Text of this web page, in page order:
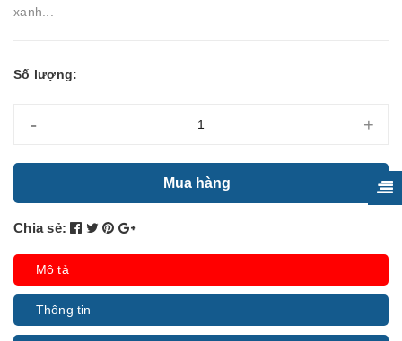
xanh...
Số lượng:
- +
Mua hàng
Chia sẻ:
Mô tả
Thông tin